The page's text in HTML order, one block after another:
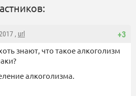
+3
, url
знают, что такое алкоголизм
алкоголизма.